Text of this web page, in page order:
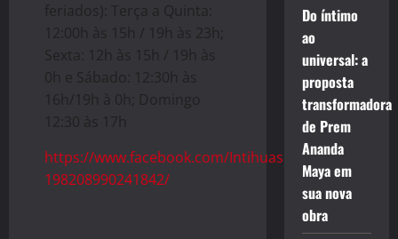
feriados): Terça a Quinta:
12:00h às 15h / 19h às 23h;
Sexta: 12h às 15h / 19h às
0h e Sábado: 12:30h às
16h/19h à 0h; Domingo
12:30 às 17h
https://www.facebook.com/Intihuasi-
198208990241842/
Do íntimo
ao
universal: a
proposta
transformadora
de Prem
Ananda
Maya em
sua nova
obra